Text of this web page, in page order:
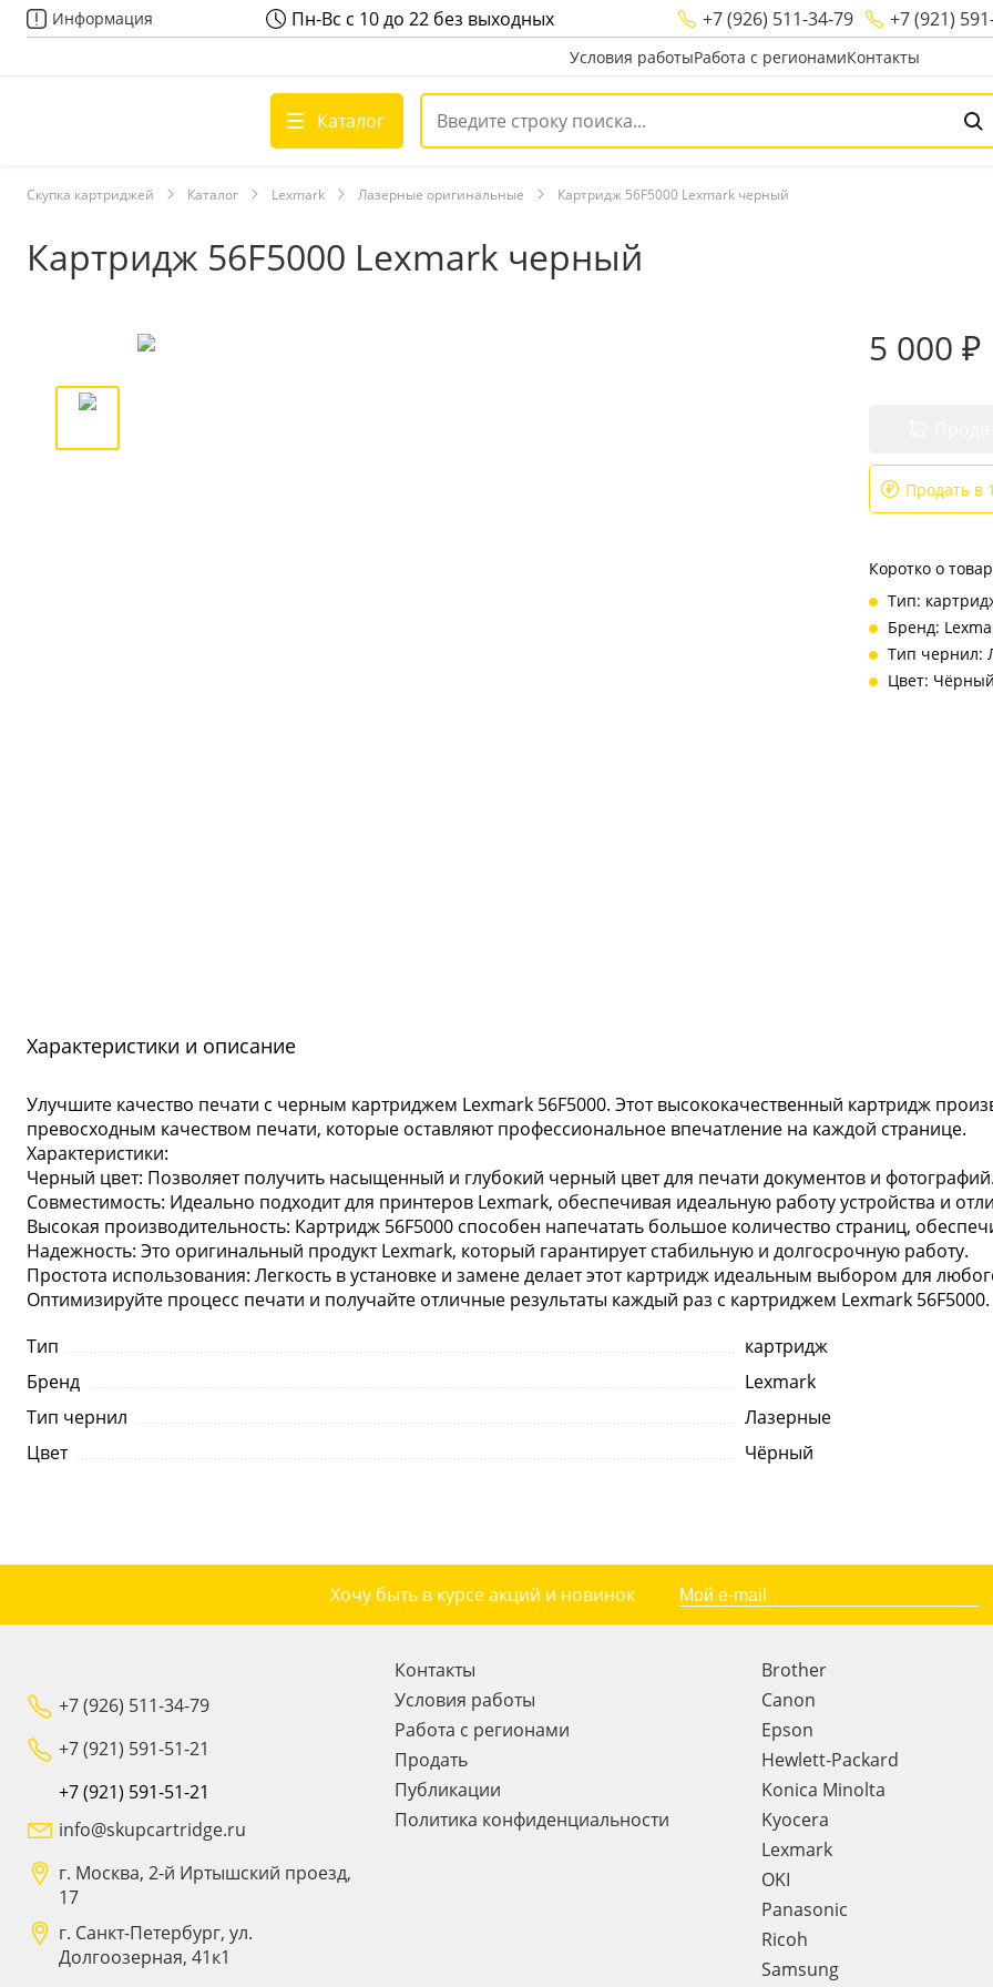
Информация Пн-Вс с 10 до 22 без выходных +7 (926) 511-34-79 +7 (921)
Условия работыРабота с регионамиКонтакты
Каталог
Скупка картриджей Каталог Lexmark Лазерные оригинальные Картридж 56F5000 Lexmark черный
Картридж 56F5000 Lexmark черный
5 000 ₽
Продать в
Коротко о
Тип:
Бренд:
Тип чернил:
Цвет: Чёрный
Характеристики и описание
Улучшите качество печати с черным картриджем Lexmark 56F5000. Этот высококачественный картридж
превосходным качеством печати, которые оставляют профессиональное впечатление на каждой странице.
Характеристики:
Черный цвет: Позволяет получить насыщенный и глубокий черный цвет для печати документов и фотографий.
Совместимость: Идеально подходит для принтеров Lexmark, обеспечивая идеальную работу устройства и
Высокая производительность: Картридж 56F5000 способен напечатать большое количество страниц,
Надежность: Это оригинальный продукт Lexmark, который гарантирует стабильную и долгосрочную работу.
Простота использования: Легкость в установке и замене делает этот картридж идеальным выбором для
Оптимизируйте процесс печати и получайте отличные результаты каждый раз с картриджем Lexmark 56F5000.
Тип
картридж
Бренд
Lexmark
Тип чернил
Лазерные
Цвет
Чёрный
Хочу быть в курсе акций и новинок
+7 (926) 511-34-79
+7 (921) 591-51-21
+7 (921) 591-51-21
info@skupcartridge.ru
г. Москва, 2-й Иртышский проезд,
17
г. Санкт-Петербург, ул.
Долгоозерная, 41к1
Контакты
Условия работы
Работа с регионами
Продать
Публикации
Политика конфиденциальности
Brother
Canon
Epson
Hewlett-Packard
Konica Minolta
Kyocera
Lexmark
OKI
Panasonic
Ricoh
Samsung